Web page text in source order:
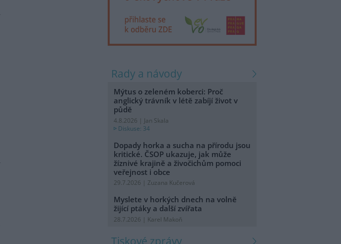
rady a návody
Mýtus o zeleném koberci: Proč
anglický trávník v létě zabíjí život v
půdě
4.8.2026 | Jan Skala
Diskuse: 34
Dopady horka a sucha na přírodu jsou
kritické. ČSOP ukazuje, jak může
žíznivé krajině a živočichům pomoci
veřejnost i obce
29.7.2026 | Zuzana Kučerová
Myslete v horkých dnech na volně
žijící ptáky a další zvířata
28.7.2026 | Karel Makoň
tiskové zprávy